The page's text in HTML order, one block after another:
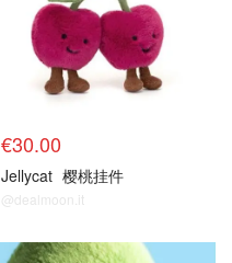
€30.00
Jellycat 樱桃挂件
@dealmoon.it